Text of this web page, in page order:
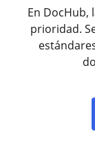
En DocHub,
prioridad.